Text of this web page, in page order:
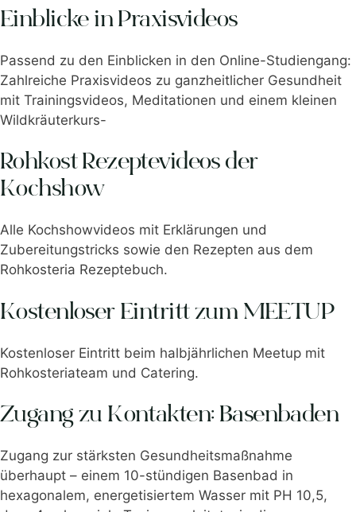
Einblicke in Praxisvideos
Passend zu den Einblicken in den Online-Studiengang:
Zahlreiche Praxisvideos zu ganzheitlicher Gesundheit
mit Trainingsvideos, Meditationen und einem kleinen
Wildkräuterkurs-
Rohkost Rezeptevideos der
Kochshow
Alle Kochshowvideos mit Erklärungen und
Zubereitungstricks sowie den Rezepten aus dem
Rohkosteria Rezeptebuch.
Kostenloser Eintritt zum MEETUP
Kostenloser Eintritt beim halbjährlichen Meetup mit
Rohkosteriateam und Catering.
Zugang zu Kontakten: Basenbaden
Zugang zur stärksten Gesundheitsmaßnahme
überhaupt – einem 10-stündigen Basenbad in
hexagonalem, energetisiertem Wasser mit PH 10,5,